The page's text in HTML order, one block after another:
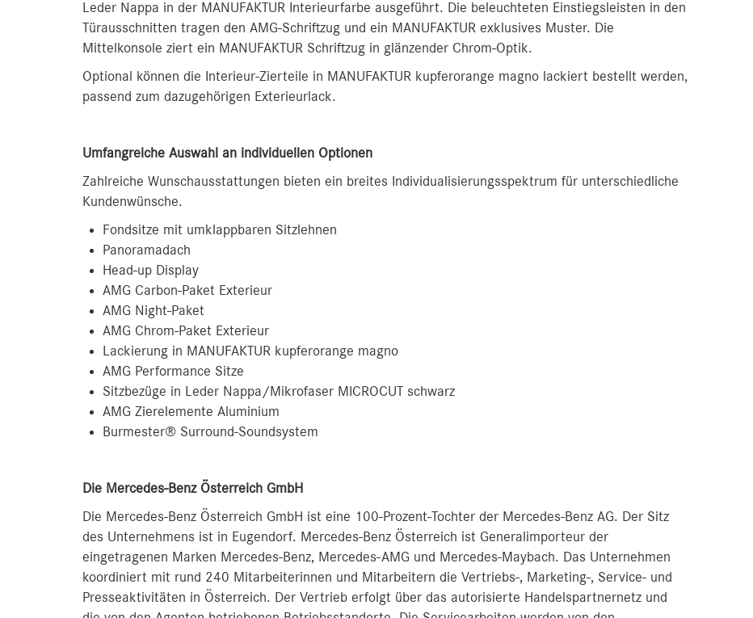
Leder Nappa in der MANUFAKTUR Interieurfarbe ausgeführt. Die beleuchteten Einstiegsleisten in den
Türausschnitten tragen den AMG-Schriftzug und ein MANUFAKTUR exklusives Muster. Die
Mittelkonsole ziert ein MANUFAKTUR Schriftzug in glänzender Chrom-Optik.
Optional können die Interieur-Zierteile in MANUFAKTUR kupferorange magno lackiert bestellt werden,
passend zum dazugehörigen Exterieurlack.
Umfangreiche Auswahl an individuellen Optionen
Zahlreiche Wunschausstattungen bieten ein breites Individualisierungsspektrum für unterschiedliche
Kundenwünsche.
Fondsitze mit umklappbaren Sitzlehnen
Panoramadach
Head-up Display
AMG Carbon-Paket Exterieur
AMG Night-Paket
AMG Chrom-Paket Exterieur
Lackierung in MANUFAKTUR kupferorange magno
AMG Performance Sitze
Sitzbezüge in Leder Nappa/Mikrofaser MICROCUT schwarz
AMG Zierelemente Aluminium
Burmester® Surround-Soundsystem
Die Mercedes-Benz Österreich GmbH
Die Mercedes-Benz Österreich GmbH ist eine 100-Prozent-Tochter der Mercedes-Benz AG. Der Sitz
des Unternehmens ist in Eugendorf. Mercedes-Benz Österreich ist Generalimporteur der
eingetragenen Marken Mercedes-Benz, Mercedes-AMG und Mercedes-Maybach. Das Unternehmen
koordiniert mit rund 240 Mitarbeiterinnen und Mitarbeitern die Vertriebs-, Marketing-, Service- und
Presseaktivitäten in Österreich. Der Vertrieb erfolgt über das autorisierte Handelspartnernetz und